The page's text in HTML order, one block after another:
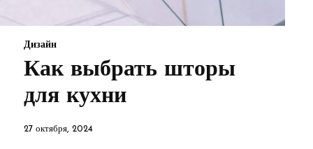
Дизайн
Как выбрать шторы
для кухни
27 октября, 2024